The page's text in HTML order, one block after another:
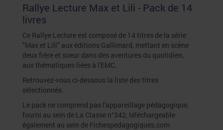
Rallye Lecture Max et Lili - Pack de 14
livres
Ce Rallye Lecture est composé de 14 titres de la série
"Max et Lili" aux éditions Gallimard, mettant en scène
deux frère et soeur dans des aventures du quotidien,
aux thématiques liées à l'EMC.
Retrouvez-vous ci-dessous la liste des titres
sélectionnés.
Le pack ne comprend pas l'appareillage pédagogique,
fourni au sein de La Classe n°342, téléchargeable
également au sein de Fichespedagogiques.com